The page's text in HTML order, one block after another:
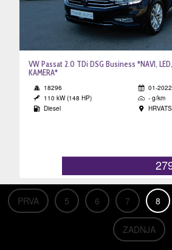
VW Passat 2.0 TDi DSG Business *NAVI, LED,
KAMERA*
18296
01-2022
110 kW (148 HP)
- g/km
Diesel
PRVA 5 6 7 8
ZADNJA